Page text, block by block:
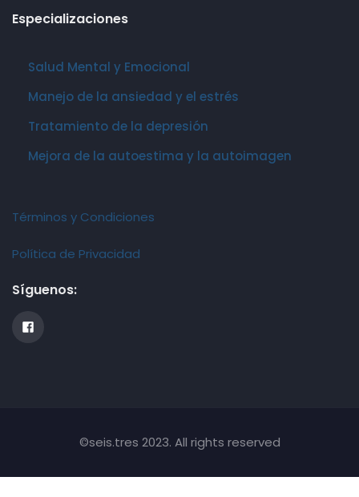
Especializaciones
Salud Mental y Emocional
Manejo de la ansiedad y el estrés
Tratamiento de la depresión
Mejora de la autoestima y la autoimagen
Términos y Condiciones
Política de Privacidad
Síguenos:
©seis.tres 2023. All rights reserved